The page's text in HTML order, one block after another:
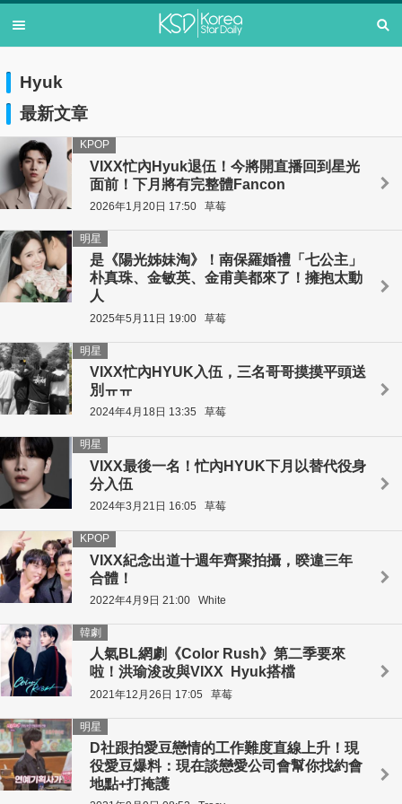
Hyuk
最新文章
VIXX忙內Hyuk退伍！今將開直播回到星光
面前！下月將有完整體Fancon
KPOP
2026年1月20日 17:50 草莓
是《陽光姊妹淘》！南保羅婚禮「七公主」
朴真珠、金敏英、金甫美都來了！擁抱太動
人
明星
2025年5月11日 19:00 草莓
VIXX忙內HYUK入伍，三名哥哥摸摸平頭送
別ㅠㅠ
明星
2024年4月18日 13:35 草莓
VIXX最後一名！忙內HYUK下月以替代役身
分入伍
明星
2024年3月21日 16:05 草莓
VIXX紀念出道十週年齊聚拍攝，暌違三年
合體！
KPOP
2022年4月9日 21:00 White
人氣BL網劇《Color Rush》第二季要來
啦！洪瑜浚改與VIXX Hyuk搭檔
韓劇
2021年12月26日 17:05 草莓
D社跟拍愛豆戀情的工作難度直線上升！現
役愛豆爆料：現在談戀愛公司會幫你找約會
地點+打掩護
明星